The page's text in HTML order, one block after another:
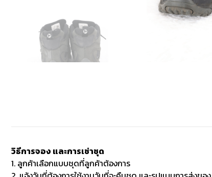
วิธีการจอง และการเช่าชุด
1. ลูกค้าเลือกแบบชุดที่ลูกค้าต้องการ